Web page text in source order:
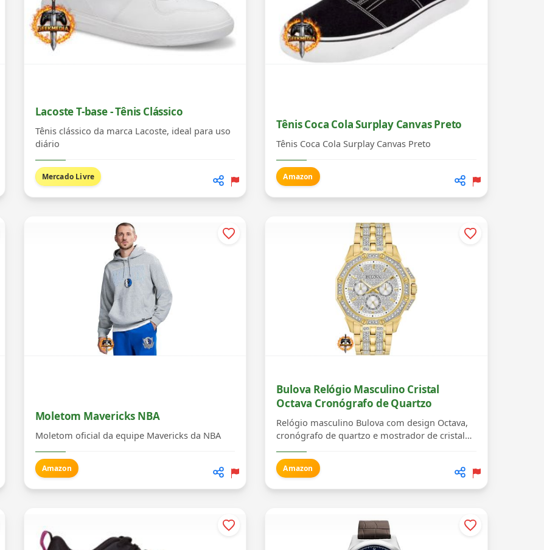
Lacoste T-base - Tênis Clássico
Tênis clássico da marca Lacoste, ideal para uso
diário
Mercado Livre
Tênis Coca Cola Surplay Canvas Preto
Tênis Coca Cola Surplay Canvas Preto
Amazon
Moletom Mavericks NBA
Moletom oficial da equipe Mavericks da NBA
Amazon
Bulova Relógio Masculino Cristal
Octava Cronógrafo de Quartzo
Relógio masculino Bulova com design Octava,
cronógrafo de quartzo e mostrador de cristal
Amazon